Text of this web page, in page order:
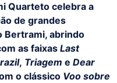
Quarteto celebra a
de grandes
Bertrami, abrindo
as faixas Last
, Triagem e Dear
o clássico Voo sobre